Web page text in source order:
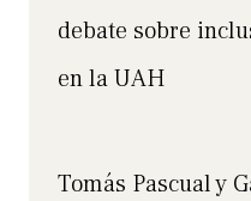
debate sobre
en la UAH
Tomás Pascual y